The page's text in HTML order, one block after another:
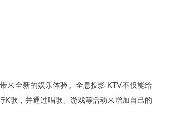
来全新的娱乐体验。全息投影 KTV不仅能给
K歌，并通过唱歌、游戏等活动来增加自己的